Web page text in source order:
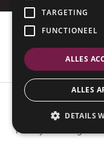
Onze
© 2015 - 2026
Privacyverklaring
TARGETING
FUNCTIONEEL
ALLES
ALLES
DETAILS